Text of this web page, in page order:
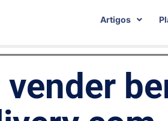
Artigos
vender